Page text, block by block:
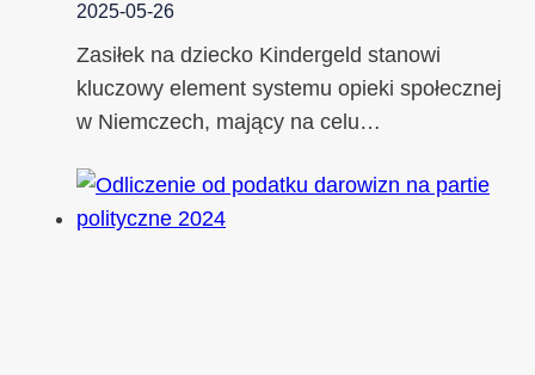
2025-05-26
Zasiłek na dziecko Kindergeld stanowi
kluczowy element systemu opieki społecznej
w Niemczech, mający na celu…